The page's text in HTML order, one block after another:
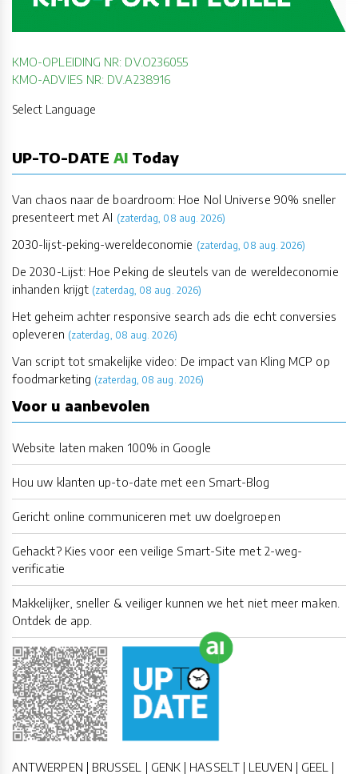
KMO-OPLEIDING NR: DV.O236055
KMO-ADVIES NR: DV.A238916
Select Language
UP-TO-DATE AI Today
Van chaos naar de boardroom: Hoe Nol Universe 90% sneller
presenteert met AI (zaterdag, 08 aug. 2026)
2030-lijst-peking-wereldeconomie (zaterdag, 08 aug. 2026)
De 2030-Lijst: Hoe Peking de sleutels van de wereldeconomie
inhanden krijgt (zaterdag, 08 aug. 2026)
Het geheim achter responsive search ads die echt conversies
opleveren (zaterdag, 08 aug. 2026)
Van script tot smakelijke video: De impact van Kling MCP op
foodmarketing (zaterdag, 08 aug. 2026)
Voor u aanbevolen
Website laten maken 100% in Google
Hou uw klanten up-to-date met een Smart-Blog
Gericht online communiceren met uw doelgroepen
Gehackt? Kies voor een veilige Smart-Site met 2-weg-
verificatie
Makkelijker, sneller & veiliger kunnen we het niet meer maken.
Ontdek de app.
ANTWERPEN | BRUSSEL | GENK | HASSELT | LEUVEN | GEEL |